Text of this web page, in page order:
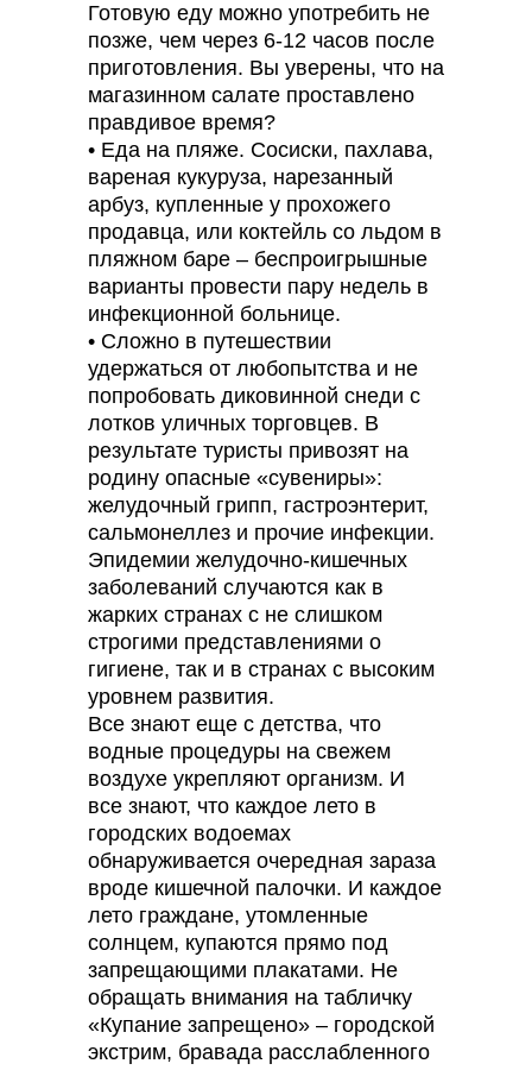
Готовую еду можно употребить не
позже, чем через 6-12 часов после
приготовления. Вы уверены, что на
магазинном салате проставлено
правдивое время?
• Еда на пляже. Сосиски, пахлава,
вареная кукуруза, нарезанный
арбуз, купленные у прохожего
продавца, или коктейль со льдом в
пляжном баре – беспроигрышные
варианты провести пару недель в
инфекционной больнице.
• Сложно в путешествии
удержаться от любопытства и не
попробовать диковинной снеди с
лотков уличных торговцев. В
результате туристы привозят на
родину опасные «сувениры»:
желудочный грипп, гастроэнтерит,
сальмонеллез и прочие инфекции.
Эпидемии желудочно-кишечных
заболеваний случаются как в
жарких странах с не слишком
строгими представлениями о
гигиене, так и в странах с высоким
уровнем развития.
Все знают еще с детства, что
водные процедуры на свежем
воздухе укрепляют организм. И
все знают, что каждое лето в
городских водоемах
обнаруживается очередная зараза
вроде кишечной палочки. И каждое
лето граждане, утомленные
солнцем, купаются прямо под
запрещающими плакатами. Не
обращать внимания на табличку
«Купание запрещено» – городской
экстрим, бравада расслабленного